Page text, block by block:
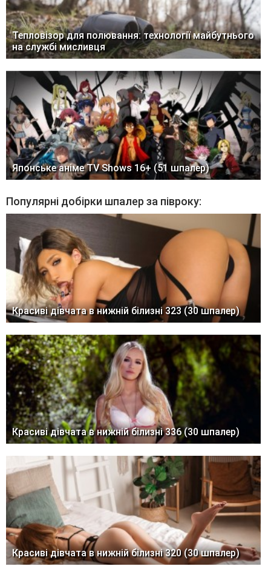
Тепловізор для полювання: технології майбутнього
на службі мисливця
Японське аніме TV Shows 16+ (51 шпалер)
Популярні добірки шпалер за півроку:
Красиві дівчата в нижній білизні 323 (30 шпалер)
Красиві дівчата в нижній білизні 336 (30 шпалер)
Красиві дівчата в нижній білизні 320 (30 шпалер)